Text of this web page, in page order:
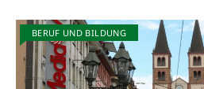
BERUF UND BILDUNG